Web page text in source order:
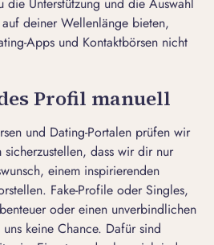
die Unterstützung und die Auswahl
deiner Wellenlänge bieten,
Apps und Kontaktbörsen nicht
Profil manuell
und Dating-Portalen prüfen wir
dass wir dir nur
einem inspirierenden
Fake-Profile oder Singles,
oder einen unverbindlichen
keine Chance. Dafür sind